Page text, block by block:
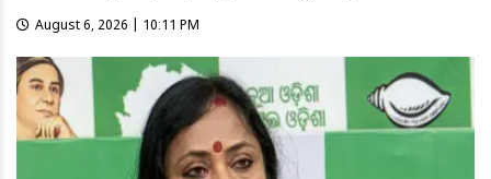
August 6, 2026 | 10:11 PM